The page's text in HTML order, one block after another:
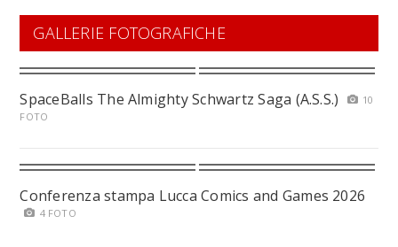
GALLERIE FOTOGRAFICHE
SpaceBalls The Almighty Schwartz Saga (A.S.S.)
10
FOTO
Conferenza stampa Lucca Comics and Games 2026
4 FOTO